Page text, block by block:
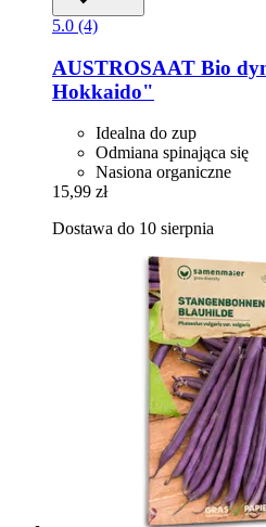
5.0 (4)
AUSTROSAAT Bio
Hokkaido"
Idealna do zup
Odmiana spinająca się
Nasiona organiczne
15,99 zł
Dostawa do 10 sierpnia